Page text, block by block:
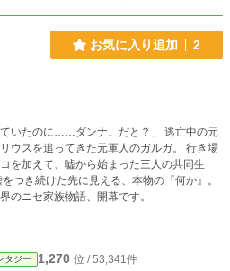
お気に入り追加 2
たのに……ダンナ、だと？」 逃亡中の元
ウスを追ってきた元軍人のガルガ。 行き場
を加えて、嘘から始まった三人の共同生
のニセ家族物語、開幕です。
タジー 1,270 位 / 53,341件